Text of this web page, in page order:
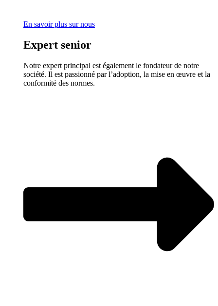
En savoir plus sur nous
Expert senior
Notre expert principal est également le fondateur de notre
société. Il est passionné par l’adoption, la mise en œuvre et la
conformité des normes.